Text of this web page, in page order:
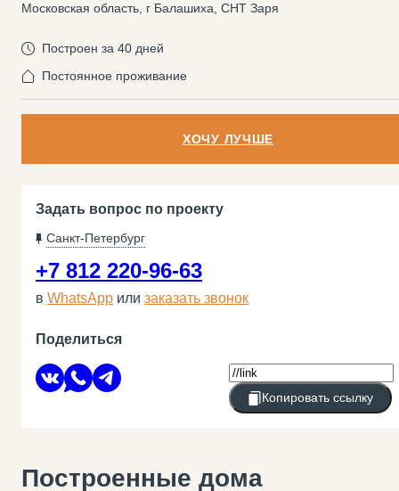
Московская область, г Балашиха, СНТ Заря
Построен за 40 дней
Постоянное проживание
ХОЧУ ЛУЧШЕ
Задать вопрос по проекту
Санкт-Петербург
+7 812 220-96-63
в WhatsApp или заказать звонок
Поделиться
Копировать ссылку
Построенные дома